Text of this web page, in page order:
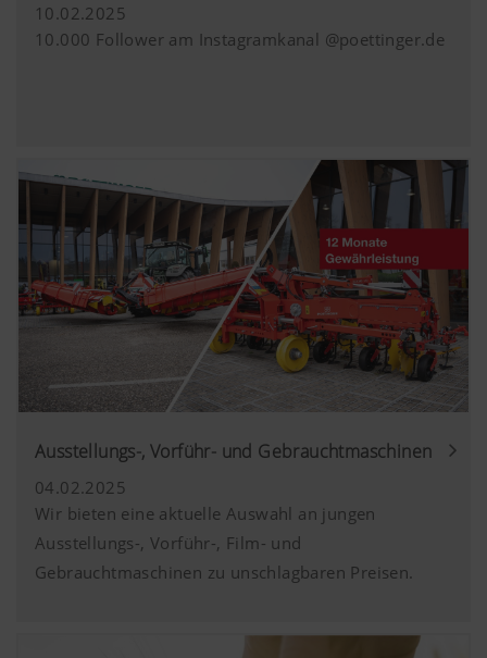
10.02.2025
10.000 Follower am Instagramkanal @poettinger.de
Ausstellungs-, Vorführ- und Gebrauchtmaschinen
04.02.2025
Wir bieten eine aktuelle Auswahl an jungen
Ausstellungs-, Vorführ-, Film- und
Gebrauchtmaschinen zu unschlagbaren Preisen.